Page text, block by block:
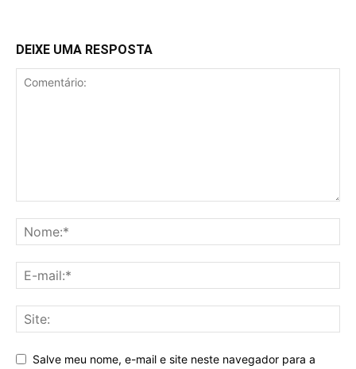
DEIXE UMA RESPOSTA
Salve meu nome, e-mail e site neste navegador para a